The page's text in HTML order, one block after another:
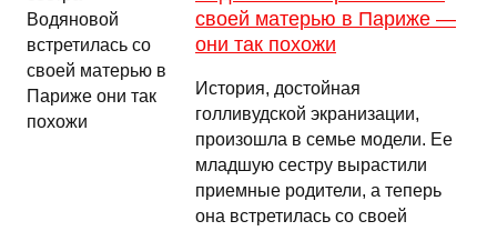
своей матерью в Париже —
они так похожи
История, достойная
голливудской экранизации,
произошла в семье модели. Ее
младшую сестру вырастили
приемные родители, а теперь
она встретилась со своей